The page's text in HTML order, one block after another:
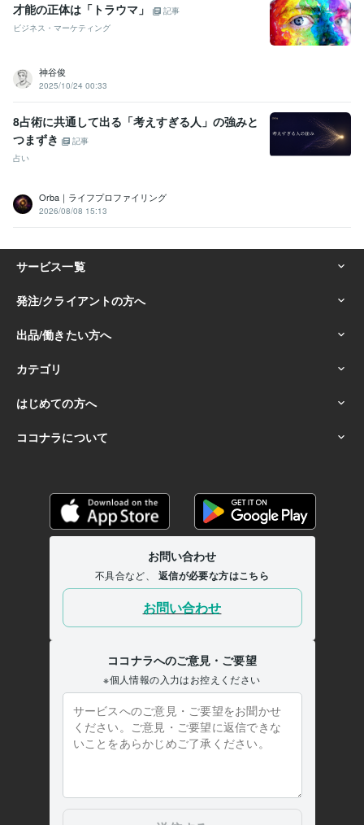
才能の正体は「トラウマ」
記事
ビジネス・マーケティング
神谷俊
2025/10/24 00:33
8占術に共通して出る「考えすぎる人」の強みと
つまずき
記事
占い
Orba｜ライフプロファイリング
2026/08/08 15:13